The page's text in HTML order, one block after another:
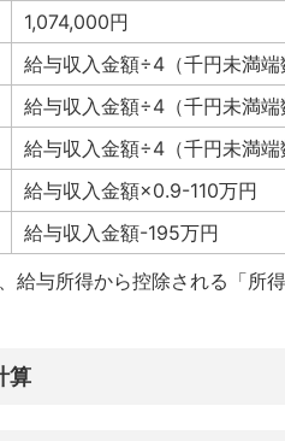
1,074,000円
給与収入金額÷4（千円未満
給与収入金額÷4（千円未満
給与収入金額÷4（千円未満
給与収入金額×0.9-110万円
給与収入金額-195万円
給与所得から控除される「所
算